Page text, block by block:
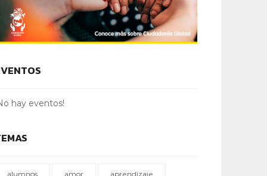
hay eventos!
alumnos amor aprendizaje